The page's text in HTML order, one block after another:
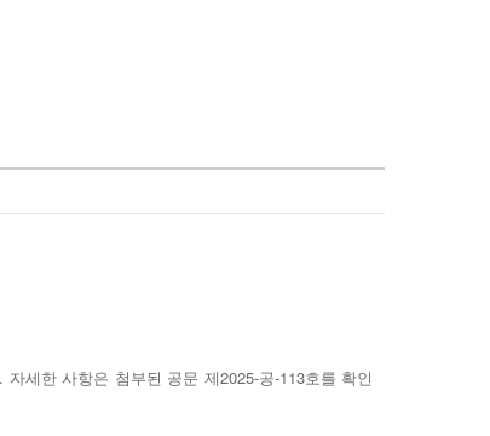
세한 사항은 첨부된 공문 제2025-공-113호를 확인